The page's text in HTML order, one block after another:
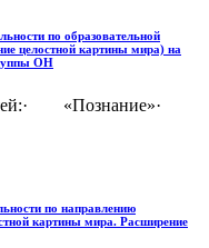
по образовательной
целостной картины мира) на
ОН
«Познание»·
по направлению
картины мира. Расширение